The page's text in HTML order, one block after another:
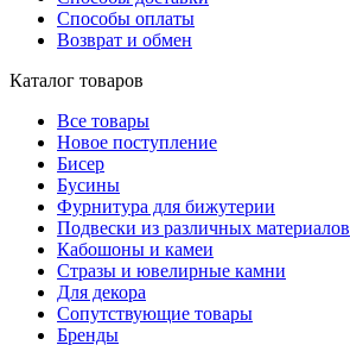
Способы оплаты
Возврат и обмен
Каталог товаров
Все товары
Новое поступление
Бисер
Бусины
Фурнитура для бижутерии
Подвески из различных материалов
Кабошоны и камеи
Стразы и ювелирные камни
Для декора
Сопутствующие товары
Бренды